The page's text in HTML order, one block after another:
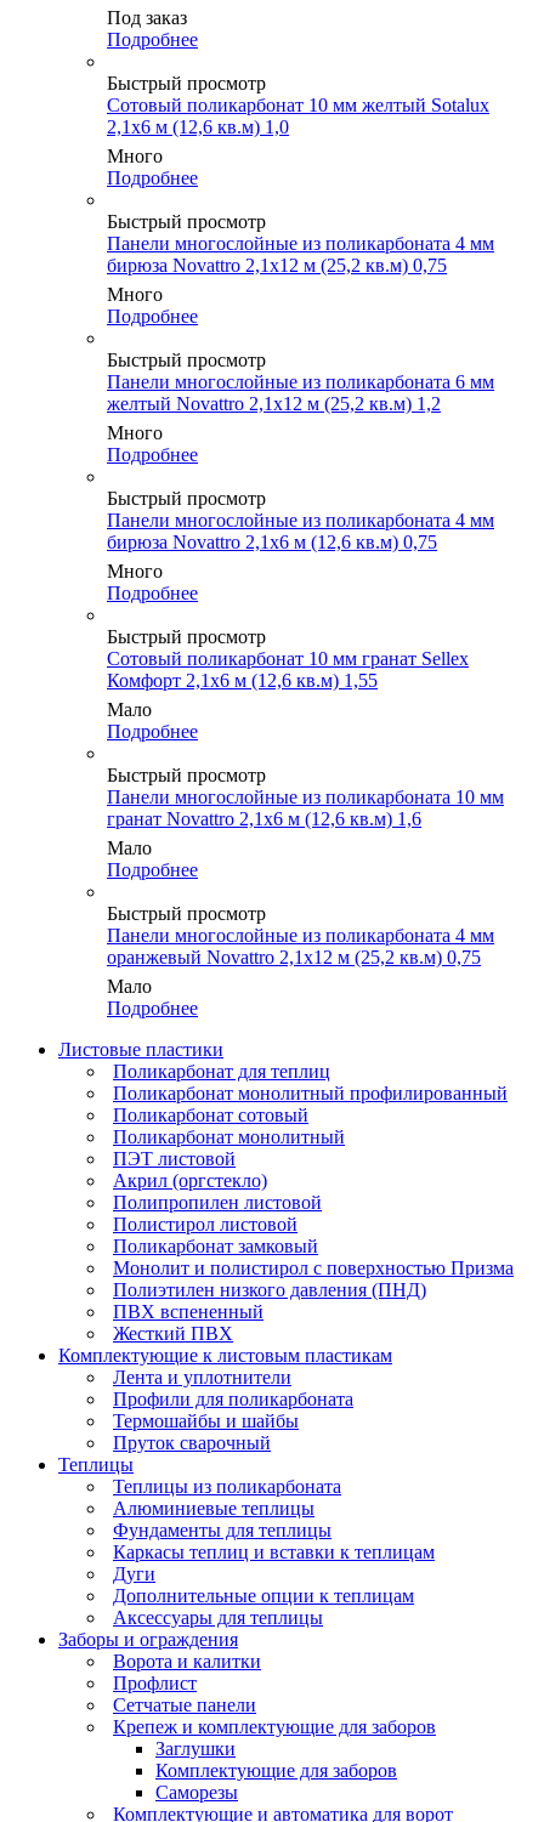
Под заказ
Подробнее
Быстрый просмотр
Сотовый поликарбонат 10 мм желтый Sotalux
2,1х6 м (12,6 кв.м) 1,0
Много
Подробнее
Быстрый просмотр
Панели многослойные из поликарбоната 4 мм
бирюза Novattro 2,1х12 м (25,2 кв.м) 0,75
Много
Подробнее
Быстрый просмотр
Панели многослойные из поликарбоната 6 мм
желтый Novattro 2,1х12 м (25,2 кв.м) 1,2
Много
Подробнее
Быстрый просмотр
Панели многослойные из поликарбоната 4 мм
бирюза Novattro 2,1х6 м (12,6 кв.м) 0,75
Много
Подробнее
Быстрый просмотр
Сотовый поликарбонат 10 мм гранат Sellex
Комфорт 2,1х6 м (12,6 кв.м) 1,55
Мало
Подробнее
Быстрый просмотр
Панели многослойные из поликарбоната 10 мм
гранат Novattro 2,1х6 м (12,6 кв.м) 1,6
Мало
Подробнее
Быстрый просмотр
Панели многослойные из поликарбоната 4 мм
оранжевый Novattro 2,1х12 м (25,2 кв.м) 0,75
Мало
Подробнее
Листовые пластики
Поликарбонат для теплиц
Поликарбонат монолитный профилированный
Поликарбонат сотовый
Поликарбонат монолитный
ПЭТ листовой
Акрил (оргстекло)
Полипропилен листовой
Полистирол листовой
Поликарбонат замковый
Монолит и полистирол с поверхностью Призма
Полиэтилен низкого давления (ПНД)
ПВХ вспененный
Жесткий ПВХ
Комплектующие к листовым пластикам
Лента и уплотнители
Профили для поликарбоната
Термошайбы и шайбы
Пруток сварочный
Теплицы
Теплицы из поликарбоната
Алюминиевые теплицы
Фундаменты для теплицы
Каркасы теплиц и вставки к теплицам
Дуги
Дополнительные опции к теплицам
Аксессуары для теплицы
Заборы и ограждения
Ворота и калитки
Профлист
Сетчатые панели
Крепеж и комплектующие для заборов
Заглушки
Комплектующие для заборов
Саморезы
Комплектующие и автоматика для ворот